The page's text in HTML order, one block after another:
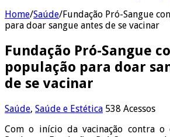
Home/Saúde/Fundação Pró-Sangue
para doar sangue antes de se vacinar
Fundação Pró-Sangue
população para doar
de se vacinar
Saúde, Saúde e Estética 538 Acessos
Com o início da vacinação contra o